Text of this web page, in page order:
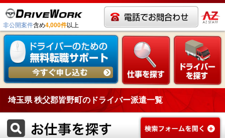
非公開案件含め4,000件以上
埼玉県 秩父郡皆野町のドライバー派遣一覧